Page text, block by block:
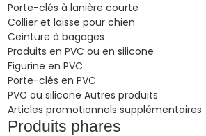
Porte-clés à lanière courte
Collier et laisse pour chien
Ceinture à bagages
Produits en PVC ou en silicone
Figurine en PVC
Porte-clés en PVC
PVC ou silicone Autres produits
Articles promotionnels supplémentaires
Produits phares